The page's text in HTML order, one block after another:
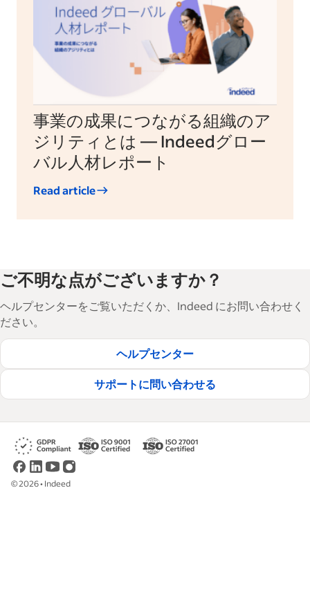
事業の成果につながる組織のア
ジリティとは — Indeedグロー
バル人材レポート
Read article
ご不明な点がございますか？
ヘルプセンターをご覧いただくか、Indeed にお問い合わせく
ださい。
ヘルプセンター
サポートに問い合わせる
©2026• Indeed